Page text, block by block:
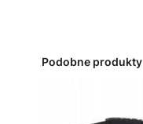
Podobne produkty